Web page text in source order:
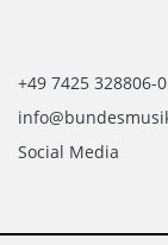
+49 7425 328806-0
Social Media